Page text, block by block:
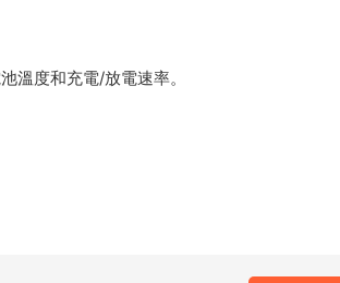
溫度和充電/放電速率。